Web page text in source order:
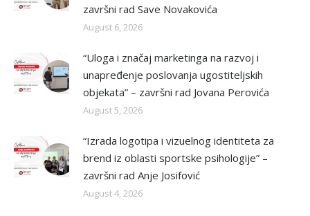
završni rad Save Novakovića
August 6, 2026
“Uloga i značaj marketinga na razvoj i
unapređenje poslovanja ugostiteljskih
objekata” – završni rad Jovana Perovića
August 5, 2026
“Izrada logotipa i vizuelnog identiteta za
brend iz oblasti sportske psihologije” –
završni rad Anje Josifović
August 4, 2026